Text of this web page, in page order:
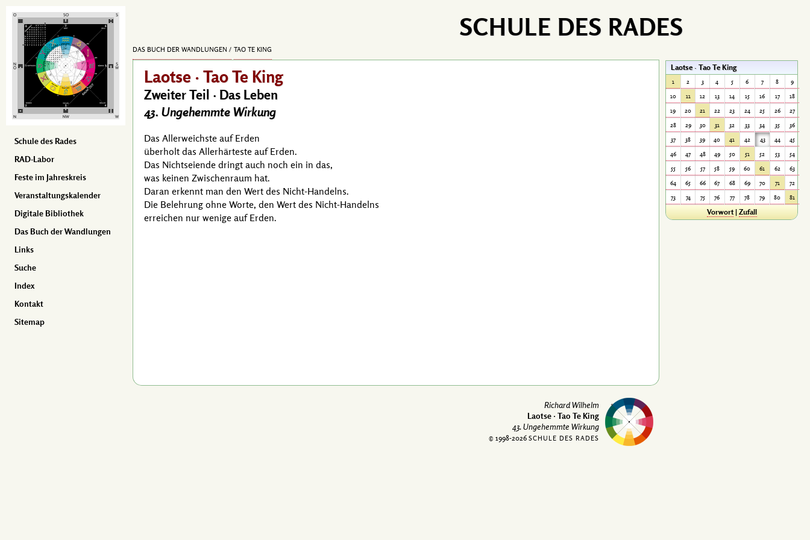
Schule des Rades
RAD-Labor
Feste im Jahreskreis
Veranstaltungskalender
Digitale Bibliothek
Das Buch der Wandlungen
Links
Suche
Index
Kontakt
Sitemap
SCHULE DES RADES
DAS BUCH DER WANDLUNGEN TAO TE KING
Laotse · Tao Te King
Zweiter Teil · Das Leben
43. Ungehemmte Wirkung
Das Allerweichste auf Erden
überholt das Allerhärteste auf Erden.
Das Nichtseiende dringt auch noch ein in das,
was keinen Zwischenraum hat.
Daran erkennt man den Wert des Nicht-Handelns.
Die Belehrung ohne Worte, den Wert des Nicht-Handelns
erreichen nur wenige auf Erden.
Laotse · Tao Te King
1 2 3 4 5 6 7 8 9
10 11 12 13 14 15 16 17 18
19 20 21 22 23 24 25 26 27
28 29 30 31 32 33 34 35 36
37 38 39 40 41 42 43 44 45
46 47 48 49 50 51 52 53 54
55 56 57 58 59 60 61 62 63
64 65 66 67 68 69 70 71 72
73 74 75 76 77 78 79 80 81
Vorwort|Zufall
Richard Wilhelm
Laotse · Tao Te King
43. Ungehemmte Wirkung
© 1998-2026 SCHULE DES RADES